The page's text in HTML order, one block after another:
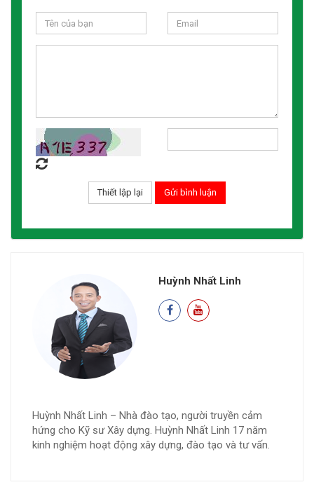
Huỳnh Nhất Linh
Huỳnh Nhất Linh – Nhà đào tạo, người truyền cảm
hứng cho Kỹ sư Xây dựng. Huỳnh Nhất Linh 17 năm
kinh nghiệm hoạt động xây dựng, đào tạo và tư vấn.